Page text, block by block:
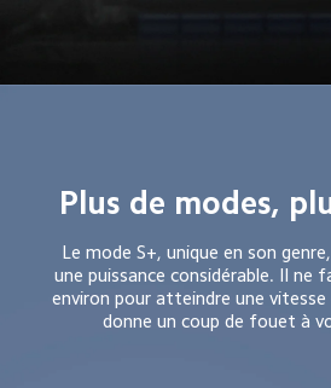
Plus de modes,
Le mode S+, unique en son
une puissance considérable. Il ne
environ pour atteindre une vitesse
donne un coup de fouet à